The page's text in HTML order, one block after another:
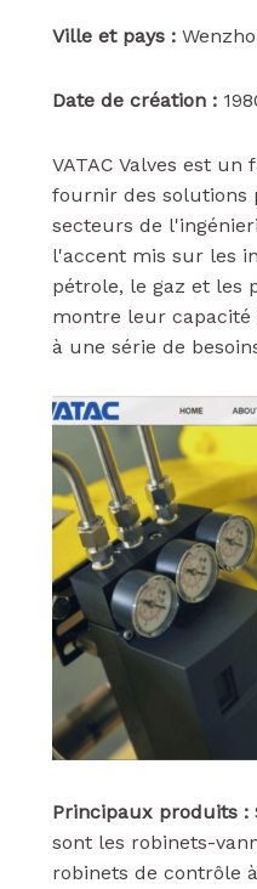
Ville et pays :
Date de création :
VATAC Valves est
fournir des solutions
secteurs de
l'accent mis sur les
pétrole, le gaz et les
montre leur
à une série de
Principaux produits :
sont les robinets-
robinets de contrôle